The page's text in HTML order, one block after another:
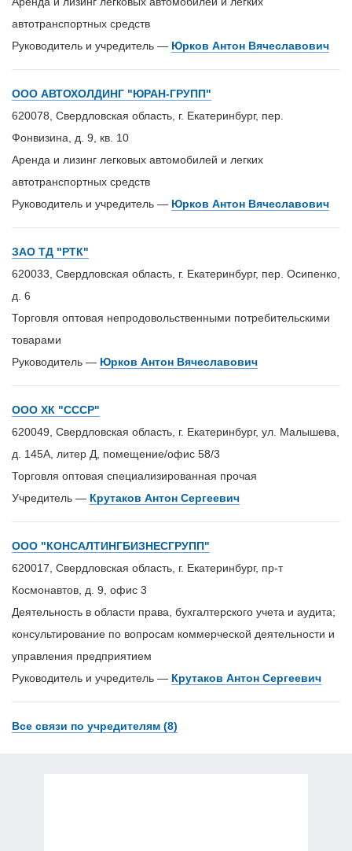
автотранспортных средств
Руководитель и учредитель — Юрков Антон Вячеславович
ООО АВТОХОЛДИНГ "ЮРАН-ГРУПП"
620078, Свердловская область, г. Екатеринбург, пер.
Фонвизина, д. 9, кв. 10
Аренда и лизинг легковых автомобилей и легких
автотранспортных средств
Руководитель и учредитель — Юрков Антон Вячеславович
ЗАО ТД "РТК"
620033, Свердловская область, г. Екатеринбург, пер. Осипенко,
д. 6
Торговля оптовая непродовольственными потребительскими
товарами
Руководитель — Юрков Антон Вячеславович
ООО ХК "СССР"
620049, Свердловская область, г. Екатеринбург, ул. Малышева,
д. 145А, литер Д, помещение/офис 58/3
Торговля оптовая специализированная прочая
Учредитель — Крутаков Антон Сергеевич
ООО "КОНСАЛТИНГБИЗНЕСГРУПП"
620017, Свердловская область, г. Екатеринбург, пр-т
Космонавтов, д. 9, офис 3
Деятельность в области права, бухгалтерского учета и аудита;
консультирование по вопросам коммерческой деятельности и
управления предприятием
Руководитель и учредитель — Крутаков Антон Сергеевич
Все связи по учредителям (8)